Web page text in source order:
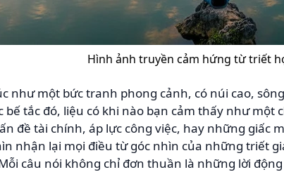
Hình ảnh truyền cảm hứng từ triết
như một bức tranh phong cảnh, có núi cao,
bế tắc đó, liệu có khi nào bạn cảm thấy như một
đề tài chính, áp lực công việc, hay những giấc
nhận lại mọi điều từ góc nhìn của những triết
câu nói không chỉ đơn thuần là những lời